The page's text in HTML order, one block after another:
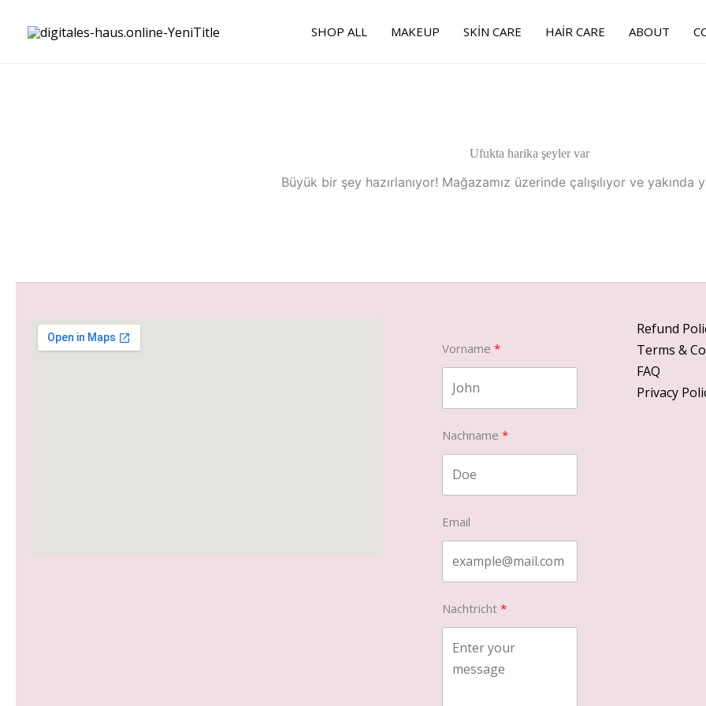
SHOP ALL MAKEUP SKIN CARE HAIR CARE ABOUT
Ufukta harika şeyler var
Büyük bir şey hazırlanıyor! Mağazamız üzerinde çalışılıyor ve yakında
Vorname
Nachname
Email
Nachtricht
Refund
Terms &
FAQ
Privacy